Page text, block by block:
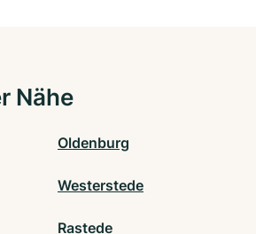
Nähe
Oldenburg
Westerstede
Rastede